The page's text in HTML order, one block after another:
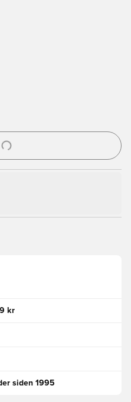
eller tilmelde dig som medlem
kr
siden 1995